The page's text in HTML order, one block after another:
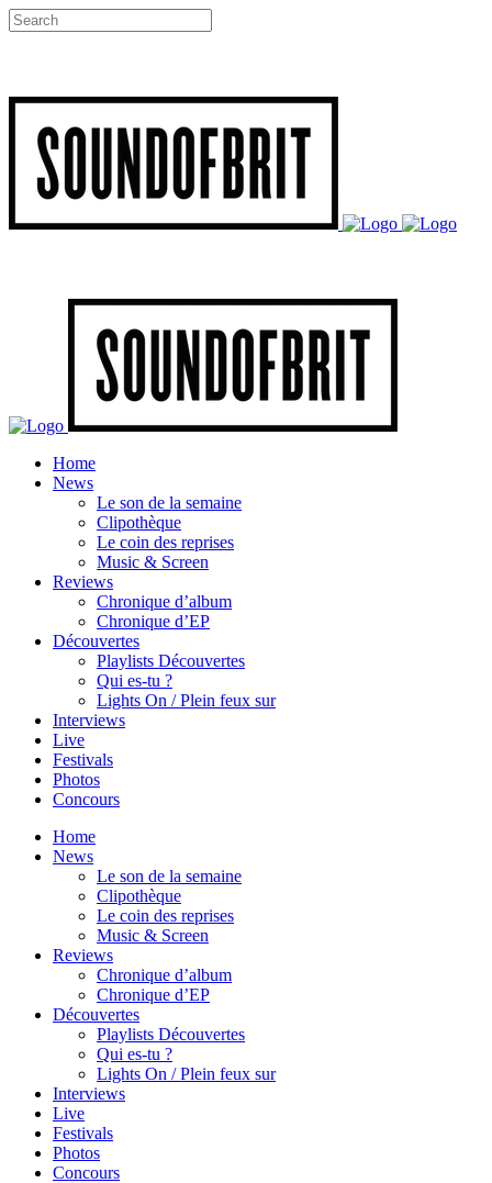
Home
News
Le son de la semaine
Clipothèque
Le coin des reprises
Music & Screen
Reviews
Chronique d’album
Chronique d’EP
Découvertes
Playlists Découvertes
Qui es-tu ?
Lights On / Plein feux sur
Interviews
Live
Festivals
Photos
Concours
Home
News
Le son de la semaine
Clipothèque
Le coin des reprises
Music & Screen
Reviews
Chronique d’album
Chronique d’EP
Découvertes
Playlists Découvertes
Qui es-tu ?
Lights On / Plein feux sur
Interviews
Live
Festivals
Photos
Concours